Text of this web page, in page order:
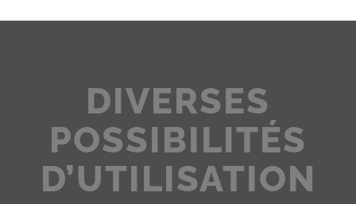
DIVERSES
POSSIBILITÉS
D’UTILISATION